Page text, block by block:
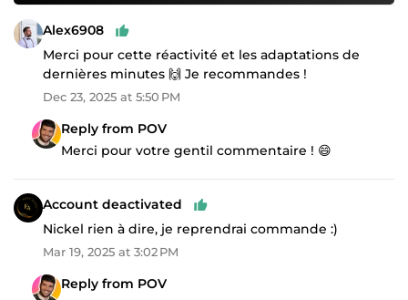
Alex6908
Merci pour cette réactivité et les adaptations de
dernières minutes 🙌 Je recommandes !
Dec 23, 2025 at 5:50 PM
Reply from POV
Merci pour votre gentil commentaire ! 😄
Account deactivated
Nickel rien à dire, je reprendrai commande :)
Mar 19, 2025 at 3:02 PM
Reply from POV